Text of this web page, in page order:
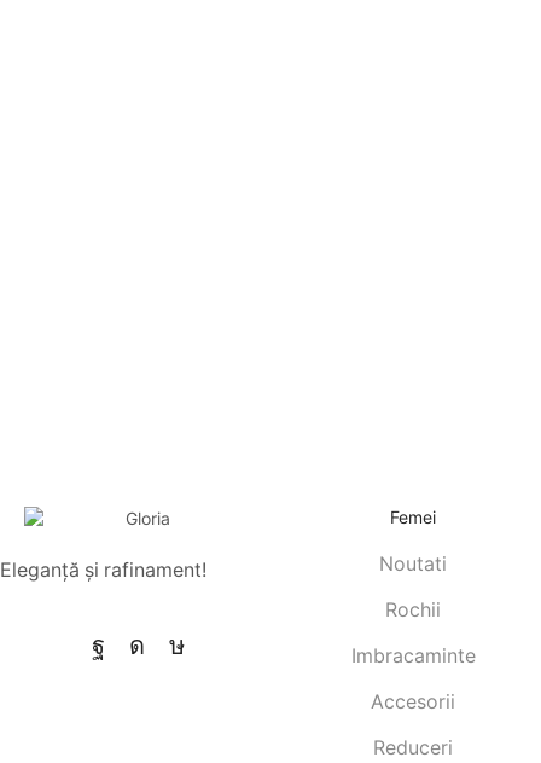
Eleganţă şi rafinament!
Femei
Noutati
Rochii
Imbracaminte
Accesorii
Reduceri